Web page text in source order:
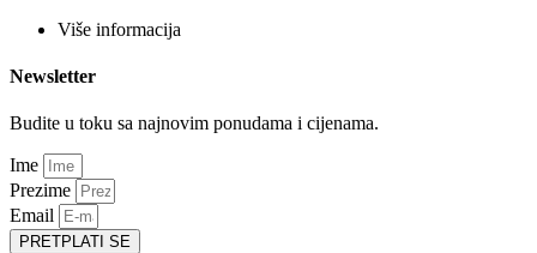
Više informacija
Newsletter
Budite u toku sa najnovim ponudama i cijenama.
Ime
Prezime
Email
PRETPLATI SE